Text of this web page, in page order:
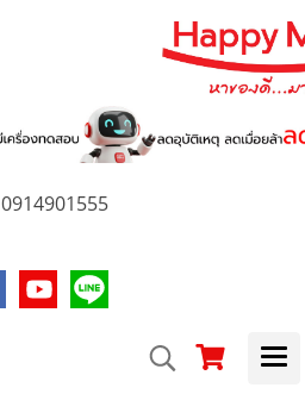
0914901555